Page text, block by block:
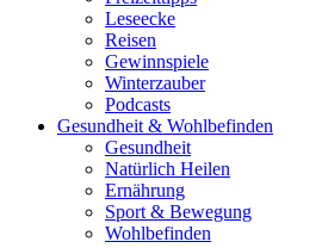
Leseecke
Reisen
Gewinnspiele
Winterzauber
Podcasts
Gesundheit & Wohlbefinden
Gesundheit
Natürlich Heilen
Ernährung
Sport & Bewegung
Wohlbefinden